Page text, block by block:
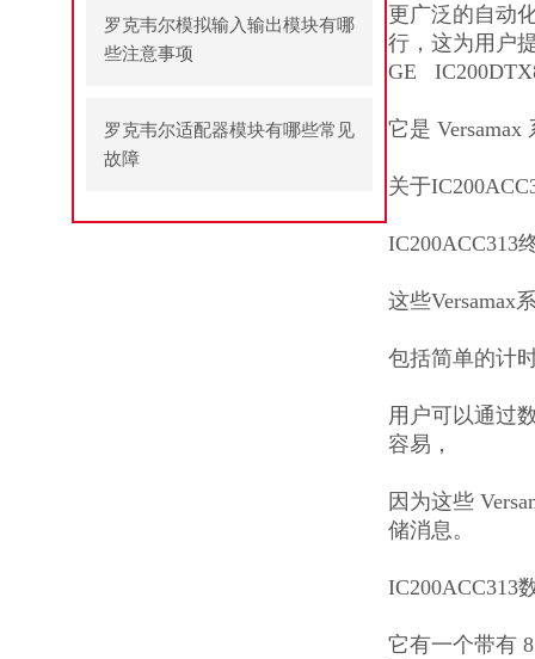
罗克韦尔模拟输入输出模块有哪
些注意事项
罗克韦尔适配器模块有哪些常见
故障
更广泛的自动
行，这为用户
GE
它是
关于
IC200ACC313
这些Versamax
包括简单的计
用户可以通过
容易，
因为这些
储消息。
IC200ACC313
它有一个带有